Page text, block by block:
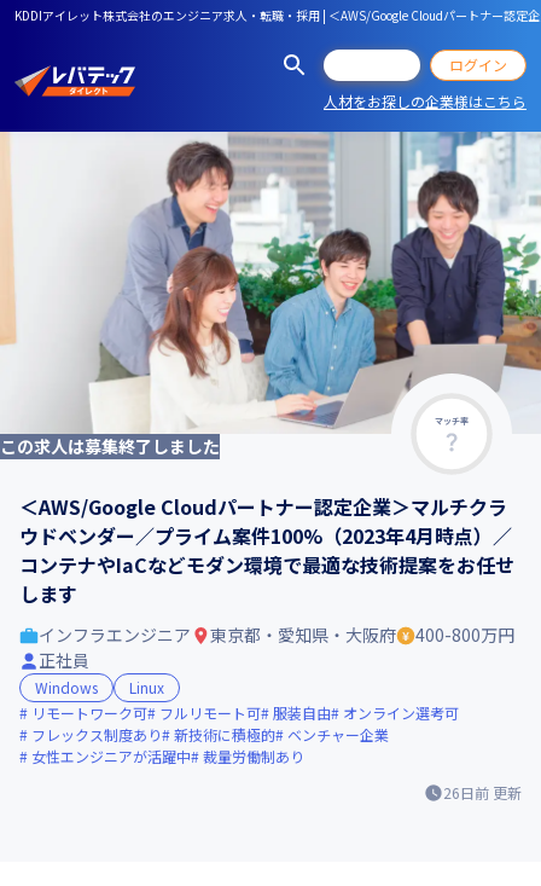
KDDIアイレット株式会社のエンジニア求人・転職・採用 | ＜AWS/Google Cloudパートナー認
ログイン
人材をお探しの企業様はこちら
マッチ率
この求人は募集終了しました
＜AWS/Google Cloudパートナー認定企業＞マルチクラ
ウドベンダー／プライム案件100%（2023年4月時点）／
コンテナやIaCなどモダン環境で最適な技術提案をお任せ
します
26日前 更新
インフラエンジニア 東京都・愛知県・大阪府
400-800万円
正社員
Windows
Linux
リモートワーク可
フルリモート可 服装自由
オンライン選考可
フレックス制度あり
新技術に積極的
ベンチャー企業
女性エンジニアが活躍中
裁量労働制あり